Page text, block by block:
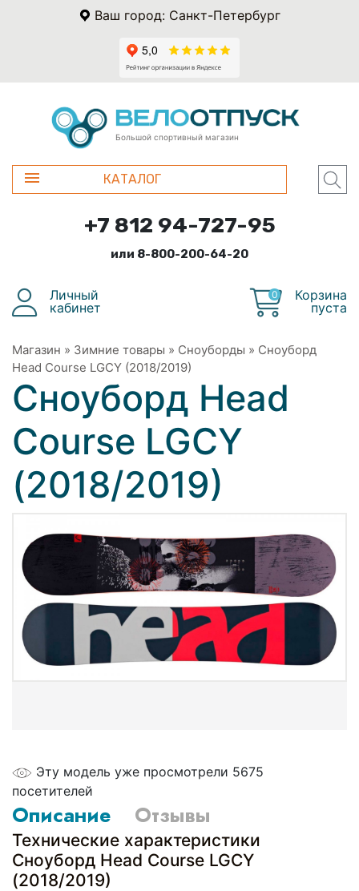
Ваш город: Санкт-Петербург
Большой спортивный магазин
КАТАЛОГ
+7 812 94-727-95
или 8-800-200-64-20
Личный
кабинет
0
Корзина
пуста
Магазин » Зимние товары » Сноуборды » Сноуборд
Head Course LGCY (2018/2019)
Сноуборд Head
Course LGCY
(2018/2019)
Эту модель уже просмотрели 5675
посетителей
Описание Отзывы
Технические характеристики
Сноуборд Head Course LGCY
(2018/2019)